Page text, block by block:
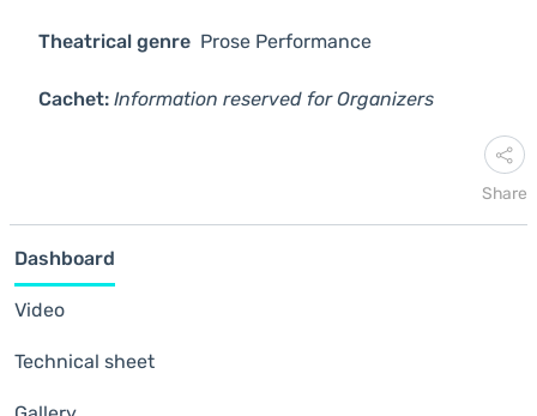
Theatrical genre Prose Performance
Cachet: Information reserved for Organizers
Share
Dashboard
Video
Technical sheet